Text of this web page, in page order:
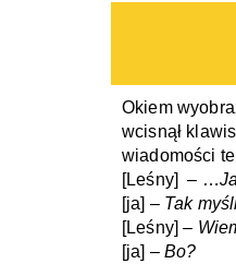
Okiem
wcisnął
wiadomości
[Leśny]
– …
[ja] – Tak
[Leśny] –
[ja] – Bo?